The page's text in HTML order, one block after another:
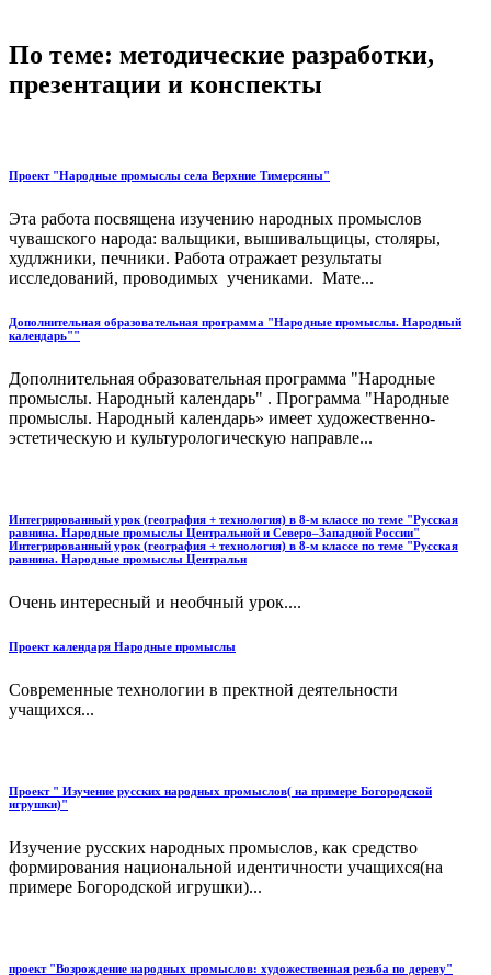
По теме: методические разработки,
презентации и конспекты
Проект "Народные промыслы села Верхние Тимерсяны"
Эта работа посвящена изучению народных промыслов
чувашского народа: вальщики, вышивальщицы, столяры,
худлжники, печники. Работа отражает результаты
исследований, проводимых учениками. Мате...
Дополнительная образовательная программа "Народные промыслы. Народный
календарь""
Дополнительная образовательная программа "Народные
промыслы. Народный календарь" . Программа "Народные
промыслы. Народный календарь» имеет художественно-
эстетическую и культурологическую направле...
Интегрированный урок (география + технология) в 8-м классе по теме "Русская
равнина. Народные промыслы Центральной и Северо–Западной России"
Интегрированный урок (география + технология) в 8-м классе по теме "Русская
равнина. Народные промыслы Центральн
Очень интересный и необчный урок....
Проект календаря Народные промыслы
Современные технологии в пректной деятельности
учащихся...
Проект " Изучение русских народных промыслов( на примере Богородской
игрушки)"
Изучение русских народных промыслов, как средство
формирования национальной идентичности учащихся(на
примере Богородской игрушки)...
проект "Возрождение народных промыслов: художественная резьба по дереву"